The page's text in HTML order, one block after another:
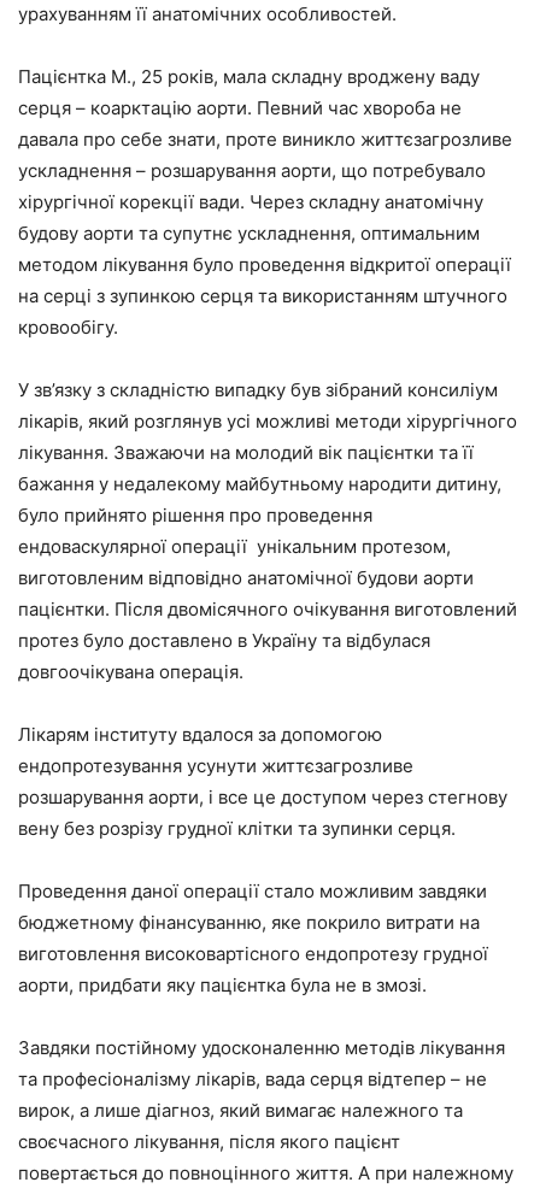
урахуванням її анатомічних особливостей.
Пацієнтка М., 25 років, мала складну вроджену ваду
серця – коарктацію аорти. Певний час хвороба не
давала про себе знати, проте виникло життєзагрозливе
ускладнення – розшарування аорти, що потребувало
хірургічної корекції вади. Через складну анатомічну
будову аорти та супутнє ускладнення, оптимальним
методом лікування було проведення відкритої операції
на серці з зупинкою серця та використанням штучного
кровообігу.
У зв’язку з складністю випадку був зібраний консиліум
лікарів, який розглянув усі можливі методи хірургічного
лікування. Зважаючи на молодий вік пацієнтки та її
бажання у недалекому майбутньому народити дитину,
було прийнято рішення про проведення
ендоваскулярної операції унікальним протезом,
виготовленим відповідно анатомічної будови аорти
пацієнтки. Після двомісячного очікування виготовлений
протез було доставлено в Україну та відбулася
довгоочікувана операція.
Лікарям інституту вдалося за допомогою
ендопротезування усунути життєзагрозливе
розшарування аорти, і все це доступом через стегнову
вену без розрізу грудної клітки та зупинки серця.
Проведення даної операції стало можливим завдяки
бюджетному фінансуванню, яке покрило витрати на
виготовлення високовартісного ендопротезу грудної
аорти, придбати яку пацієнтка була не в змозі.
Завдяки постійному удосконаленню методів лікування
та професіоналізму лікарів, вада серця відтепер – не
вирок, а лише діагноз, який вимагає належного та
своєчасного лікування, після якого пацієнт
повертається до повноцінного життя. А при належному